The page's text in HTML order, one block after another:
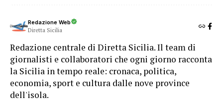
Redazione Web
Diretta Sicilia
Redazione centrale di Diretta Sicilia. Il team di
giornalisti e collaboratori che ogni giorno racconta
la Sicilia in tempo reale: cronaca, politica,
economia, sport e cultura dalle nove province
dell'isola.